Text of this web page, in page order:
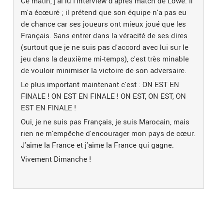
m'a écœuré ; il prétend que son équipe n'a pas eu
de chance car ses joueurs ont mieux joué que les
Français. Sans entrer dans la véracité de ses dires
(surtout que je ne suis pas d'accord avec lui sur le
jeu dans la deuxième mi-temps), c'est très minable
de vouloir minimiser la victoire de son adversaire.
Le plus important maintenant c'est : ON EST EN
FINALE ! ON EST EN FINALE ! ON EST, ON EST, ON
EST EN FINALE !
Oui, je ne suis pas Français, je suis Marocain, mais
rien ne m'empêche d'encourager mon pays de cœur.
J'aime la France et j'aime la France qui gagne.
Vivement Dimanche !